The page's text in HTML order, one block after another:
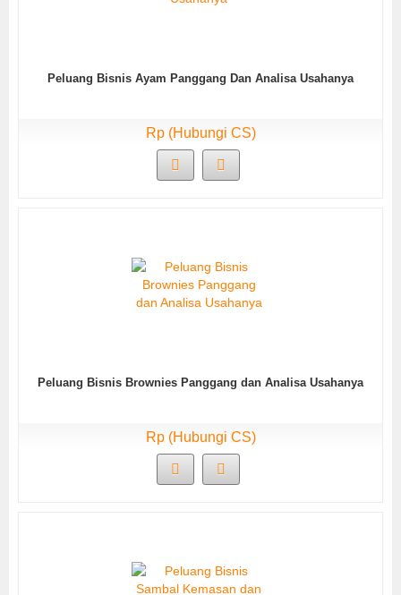
Peluang Bisnis Ayam Panggang Dan Analisa Usahanya
Rp (Hubungi CS)
Peluang Bisnis Brownies Panggang dan Analisa Usahanya
Rp (Hubungi CS)